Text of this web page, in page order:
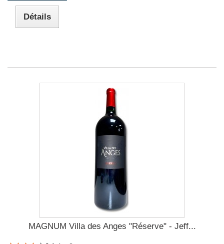
Détails
MAGNUM Villa des Anges "Réserve" - Jeff...